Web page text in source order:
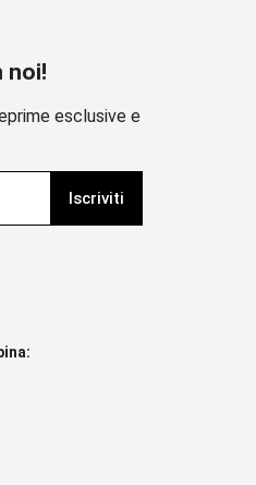
noi!
esclusive e
Iscriviti